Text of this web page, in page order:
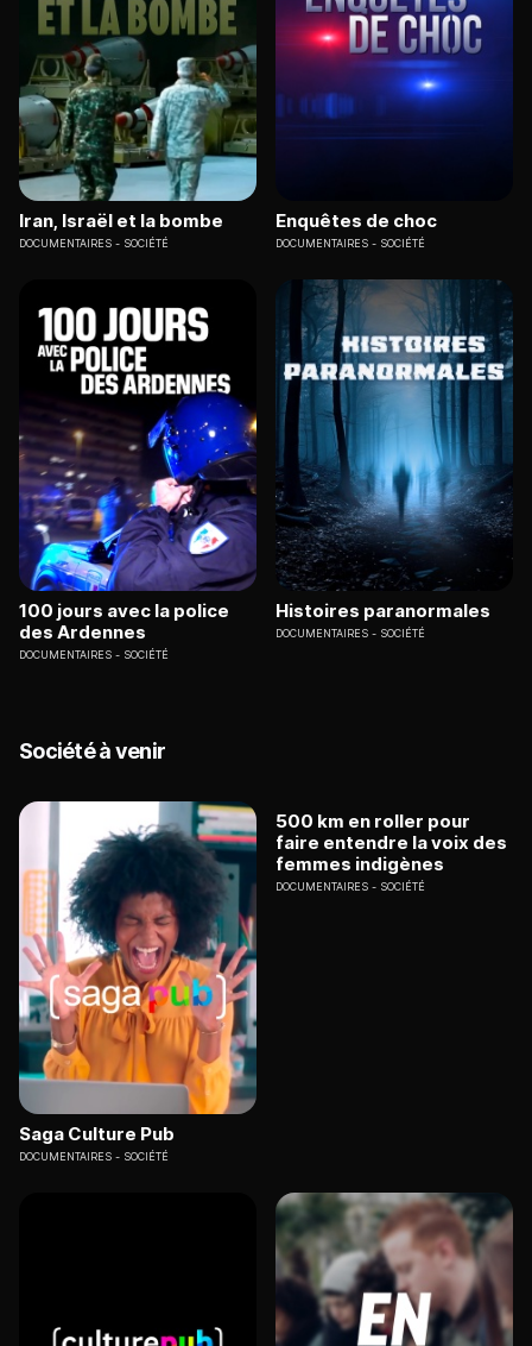
Iran, Israël et la bombe
DOCUMENTAIRES SOCIÉTÉ
Enquêtes de choc
DOCUMENTAIRES SOCIÉTÉ
100 jours avec la police
des Ardennes
DOCUMENTAIRES SOCIÉTÉ
Histoires paranormales
DOCUMENTAIRES SOCIÉTÉ
Société à venir
Saga Culture Pub
DOCUMENTAIRES SOCIÉTÉ
500 km en roller pour
faire entendre la voix des
femmes indigènes
DOCUMENTAIRES SOCIÉTÉ